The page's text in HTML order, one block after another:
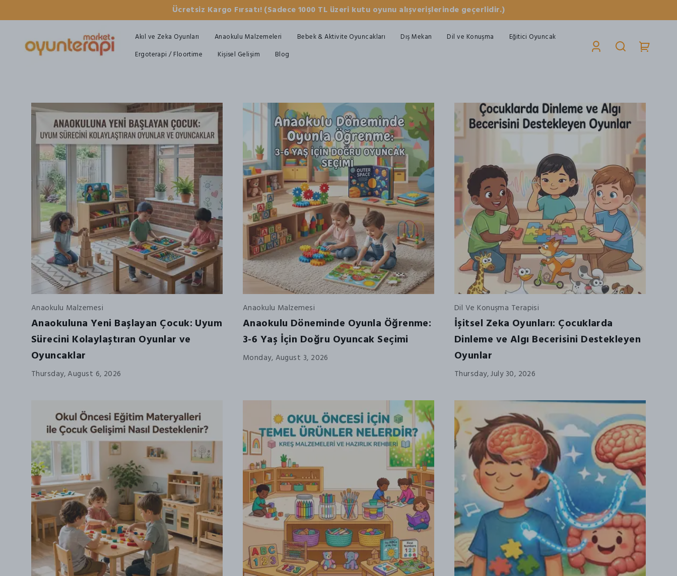
Ücretsiz Kargo Fırsatı! (Sadece 1000 TL üzeri kutu oyunu alışverişlerinde geçerlidir.)
Akıl ve Zeka Oyunları Anaokulu Malzemeleri Bebek & Aktivite Oyuncakları Dış Mekan Dil ve Konuşma
Eğitici Oyuncak
Ergoterapi / Floortime
Kişisel Gelişim Blog
Anaokulu Malzemesi
Anaokuluna Yeni Başlayan Çocuk: Uyum
Sürecini Kolaylaştıran Oyunlar ve
Oyuncaklar
Thursday, August 6, 2026
Anaokulu Malzemesi
Anaokulu Döneminde Oyunla Öğrenme:
3-6 Yaş İçin Doğru Oyuncak Seçimi
Monday, August 3, 2026
Dil Ve Konuşma Terapisi
İşitsel Zeka Oyunları: Çocuklarda
Dinleme ve Algı Becerisini Destekleyen
Oyunlar
Thursday, July 30, 2026